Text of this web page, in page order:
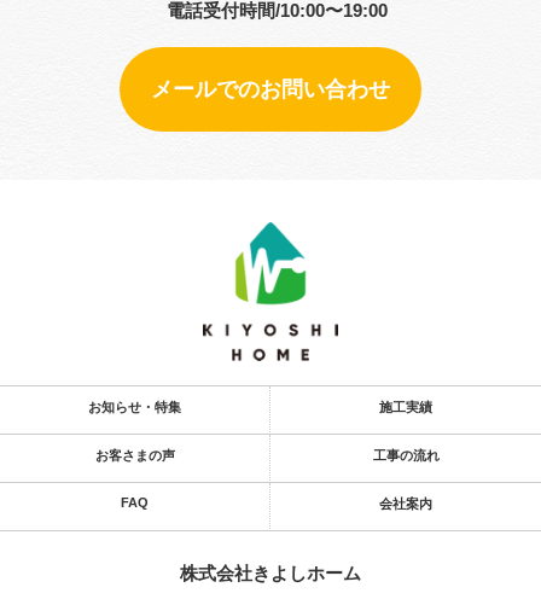
電話受付時間/10:00〜19:00
メールでのお問い合わせ
お知らせ・特集 施工実績
お客さまの声 工事の流れ
FAQ 会社案内
株式会社きよし​ホーム